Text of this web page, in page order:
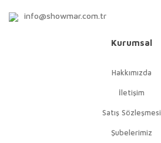
info@showmar.com.tr
Kurumsal
Hakkımızda
İletişim
Satış Sözleşmesi
Şubelerimiz